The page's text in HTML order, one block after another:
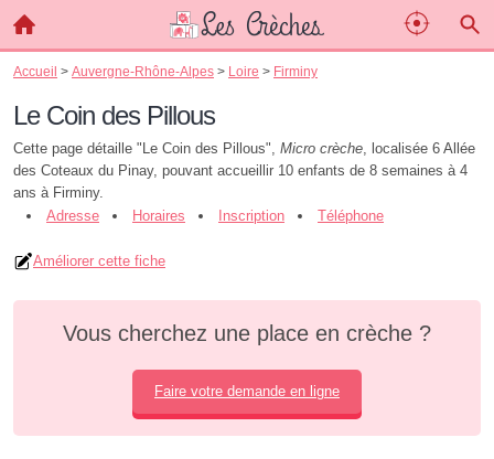
Accueil > Auvergne-Rhône-Alpes > Loire > Firminy
Le Coin des Pillous
Cette page détaille "Le Coin des Pillous", Micro crèche, localisée 6 Allée
des Coteaux du Pinay, pouvant accueillir 10 enfants de 8 semaines à 4
ans à Firminy.
Adresse
Horaires Inscription Téléphone
Améliorer cette fiche
Vous cherchez une place en crèche ?
Faire votre demande en ligne